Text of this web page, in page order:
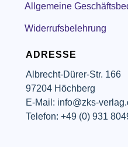
ADRESSE
Albrecht-Dürer-Str. 166
97204 Höchberg
E-Mail: info@zks-
Telefon: +49 (0) 931
Allgemeine
Widerrufsbelehrung